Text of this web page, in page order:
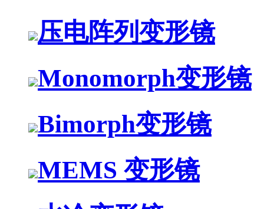
压电阵列变形镜
Monomorph变形镜
Bimorph变形镜
MEMS 变形镜